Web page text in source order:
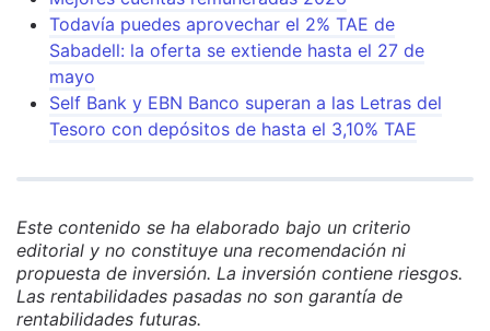
Todavía puedes aprovechar el 2% TAE de
Sabadell: la oferta se extiende hasta el 27 de
mayo
Self Bank y EBN Banco superan a las Letras del
Tesoro con depósitos de hasta el 3,10% TAE
Este contenido se ha elaborado bajo un criterio
editorial y no constituye una recomendación ni
propuesta de inversión. La inversión contiene riesgos.
Las rentabilidades pasadas no son garantía de
rentabilidades futuras.